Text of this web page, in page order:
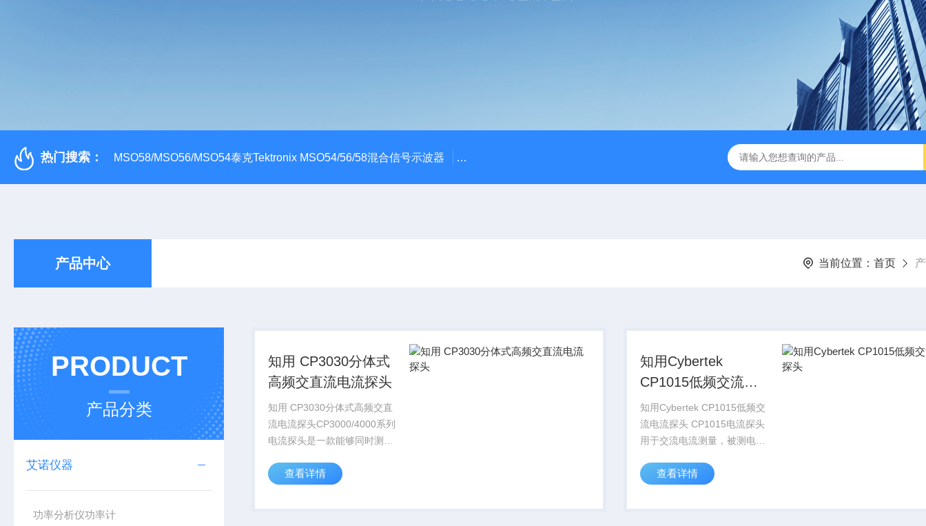
热门搜索： MSO58/MSO56/MSO54泰克Tektronix MSO54/56/58混合信号示波器 ME045/ME085/ME150PCB TDR特性阻抗测试仪 3380/3380P/3380D致茂Chroma 3380/
产品中心 当前位置： 首页
PRODUCT
产品分类
艾诺仪器
功率分析仪功率计
知用 CP3030分体式
高频交直流电流探头
知用 CP3030分体式高频交直
流电流探头CP3000/4000系列
电流探头是一款能够同时测量
其特点包括：高带宽，可准确
典型精度为1%，满足大部分
查看详情
知用Cybertek
CP1015低频交流电
流探头
知用Cybertek CP1015低频交
流电流探头 CP1015电流探头
用于交流电流测量，被测电流
80Hz，高频带宽60MHz。标
厂家...
查看详情